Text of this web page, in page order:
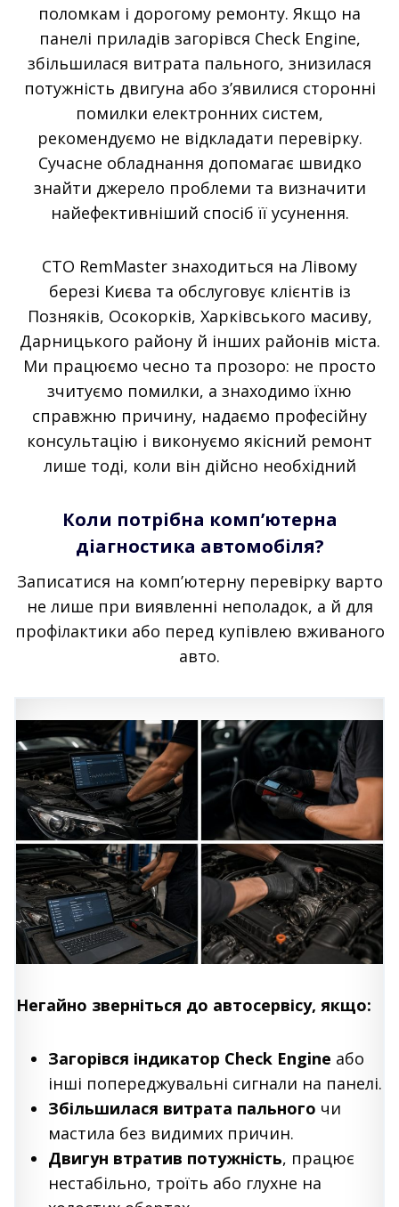
поломкам і дорогому ремонту. Якщо на
панелі приладів загорівся Check Engine,
збільшилася витрата пального, знизилася
потужність двигуна або з’явилися сторонні
помилки електронних систем,
рекомендуємо не відкладати перевірку.
Сучасне обладнання допомагає швидко
знайти джерело проблеми та визначити
найефективніший спосіб її усунення.
СТО RemMaster знаходиться на Лівому
березі Києва та обслуговує клієнтів із
Позняків, Осокорків, Харківського масиву,
Дарницького району й інших районів міста.
Ми працюємо чесно та прозоро: не просто
зчитуємо помилки, а знаходимо їхню
справжню причину, надаємо професійну
консультацію і виконуємо якісний ремонт
лише тоді, коли він дійсно необхідний
Коли потрібна комп’ютерна
діагностика автомобіля?
Записатися на комп’ютерну перевірку варто
не лише при виявленні неполадок, а й для
профілактики або перед купівлею вживаного
авто.
Негайно зверніться до автосервісу, якщо:
Загорівся індикатор Check Engine або
інші попереджувальні сигнали на панелі.
Збільшилася витрата пального чи
мастила без видимих причин.
Двигун втратив потужність, працює
нестабільно, троїть або глухне на